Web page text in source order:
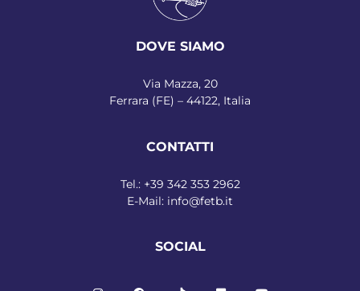
DOVE SIAMO
Via Mazza, 20
Ferrara (FE) – 44122, Italia
CONTATTI
Tel.: +39 342 353 2962
E-Mail: info@fetb.it
SOCIAL